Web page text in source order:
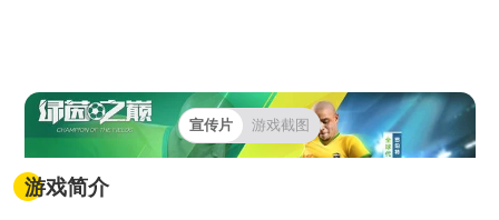
宣传片 游戏截图
游戏简介